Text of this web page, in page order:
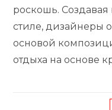
роскошь. Создавая
стиле, дизайнеры
основой
отдыха на основе